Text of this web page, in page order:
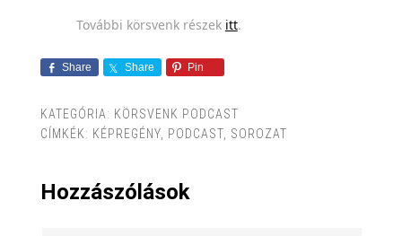
További körsvenk részek itt.
Share Share Pin
KATEGÓRIA: KÖRSVENK PODCAST
CÍMKÉK: KÉPREGÉNY, PODCAST, SOROZAT
Hozzászólások